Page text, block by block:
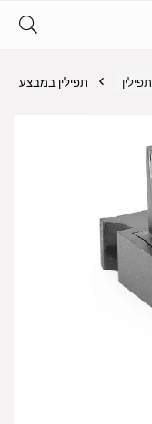
תפילין תפילין במבצע